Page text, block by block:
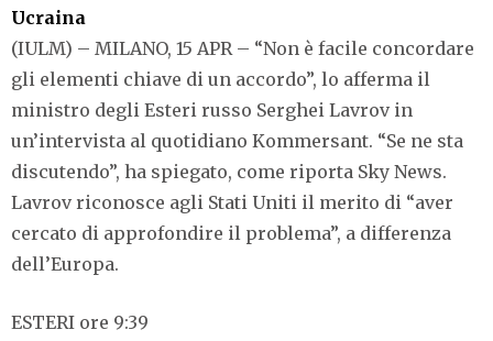
Ucraina
(IULM) – MILANO, 15 APR – “Non è facile concordare
gli elementi chiave di un accordo”, lo afferma il
ministro degli Esteri russo Serghei Lavrov in
un’intervista al quotidiano Kommersant. “Se ne sta
discutendo”, ha spiegato, come riporta Sky News.
Lavrov riconosce agli Stati Uniti il merito di “aver
cercato di approfondire il problema”, a differenza
dell’Europa.
ESTERI ore 9:39